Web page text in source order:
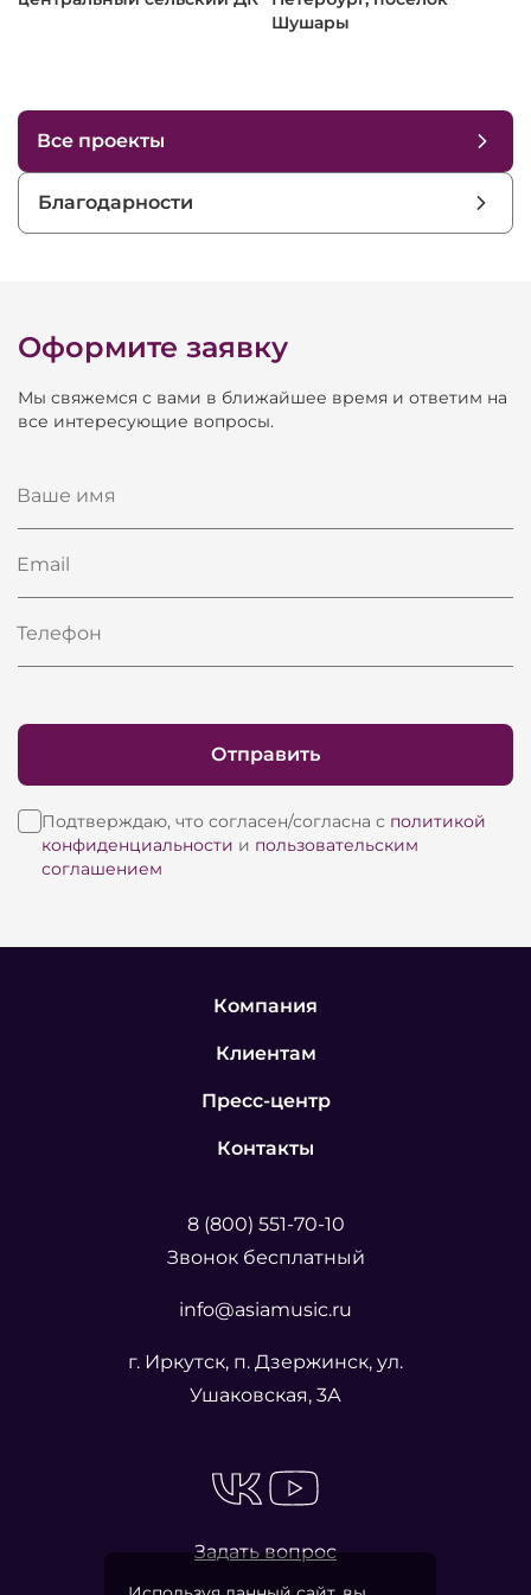
Общее
Габариты
Высота
250 мм
Шушары
Все проекты
Благодарности
Оформите заявку
Мы свяжемся с вами в ближайшее время и ответим на
все интересующие вопросы.
Ваше имя
Email
Телефон
Подтверждаю, что согласен/согласна с политикой
конфиденциальности и пользовательским
соглашением
Отправить
Компания
Клиентам
Пресс-центр
Контакты
8 (800) 551-70-10
Звонок бесплатный
info@asiamusic.ru
г. Иркутск, п. Дзержинск, ул.
Ушаковская, 3А
Задать вопрос